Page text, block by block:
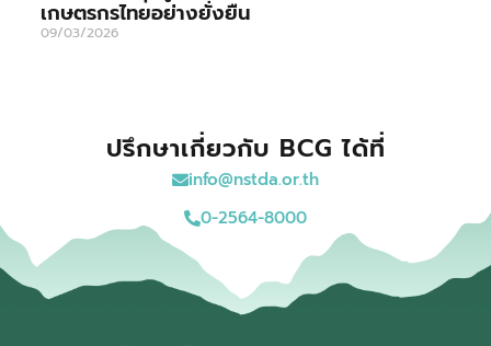
เกษตรกรไทยอย่างยั่งยืน
09/03/2026
ปรึกษาเกี่ยวกับ BCG ได้ที่
info@nstda.or.th
0-2564-8000